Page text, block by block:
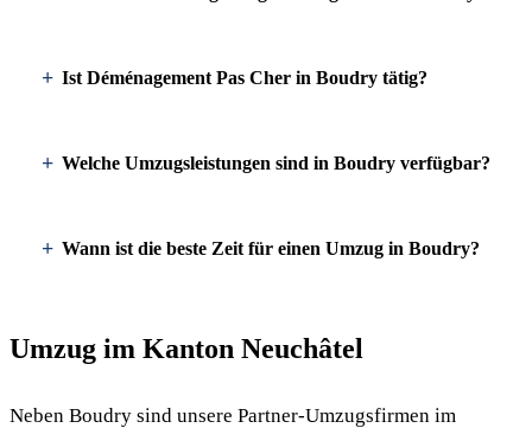
Ist Déménagement Pas Cher in Boudry tätig?
Welche Umzugsleistungen sind in Boudry verfügbar?
Wann ist die beste Zeit für einen Umzug in Boudry?
Umzug im Kanton Neuchâtel
Neben Boudry sind unsere Partner-Umzugsfirmen im